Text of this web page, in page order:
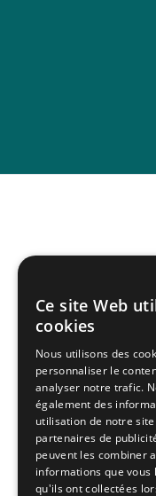
Ce site Web
cookies
Nous utilisons des
personnaliser le
analyser notre trafic.
également des
utilisation de notre
partenaires de
peuvent les combiner
informations que vous
qu'ils ont collectées